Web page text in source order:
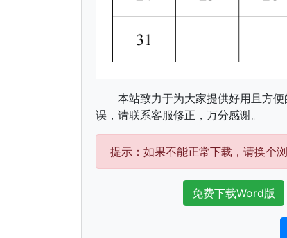
本站致力于为大家提供好用且方
误，请联系客服修正，万分感谢。
提示：如果不能正常下载，请换个浏
免费下载Word版